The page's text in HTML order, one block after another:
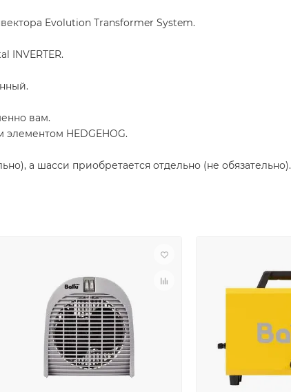
Evolution Transformer System.
INVERTER.
вам.
HEDGEHOG.
а шасси приобретается отдельно (не обязательно).